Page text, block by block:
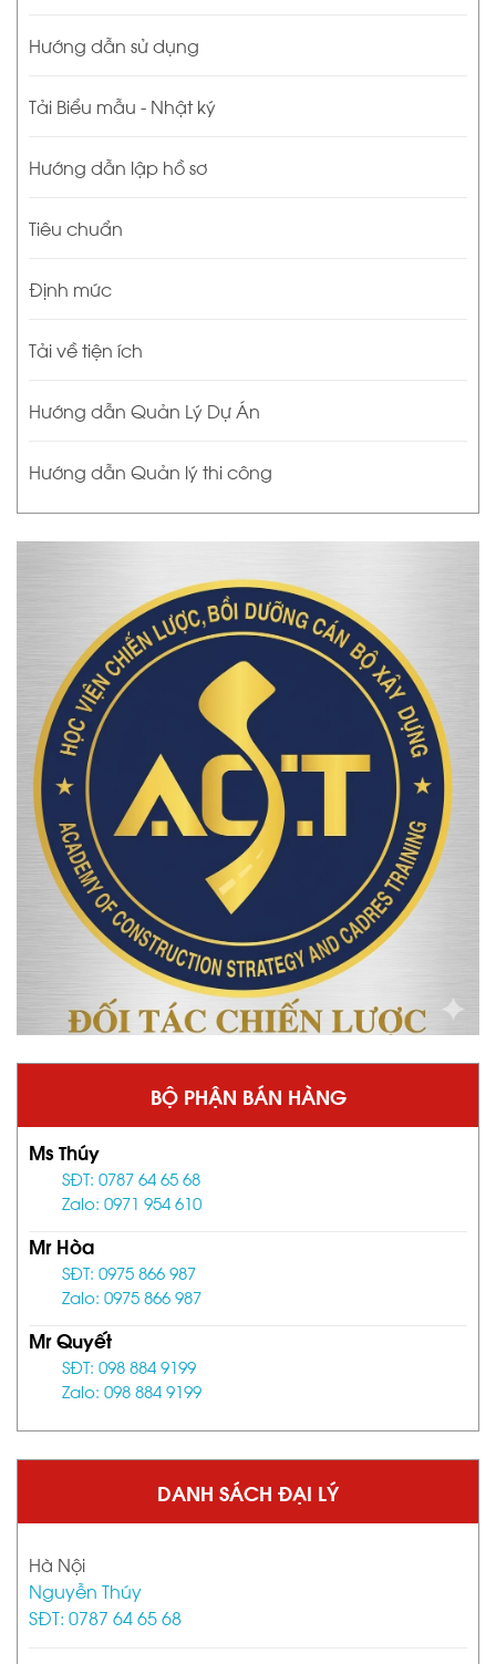
Hướng dẫn sử dụng
Tải Biểu mẫu - Nhật ký
Hướng dẫn lập hồ sơ
Tiêu chuẩn
Định mức
Tải về tiện ích
Hướng dẫn Quản Lý Dự Án
Hướng dẫn Quản lý thi công
BỘ PHẬN BÁN HÀNG
Ms Thúy
SĐT: 0787 64 65 68
Zalo: 0971 954 610
Mr Hòa
SĐT: 0975 866 987
Zalo: 0975 866 987
Mr Quyết
SĐT: 098 884 9199
Zalo: 098 884 9199
DANH SÁCH ĐẠI LÝ
Hà Nội
Nguyễn Thúy
SĐT: 0787 64 65 68